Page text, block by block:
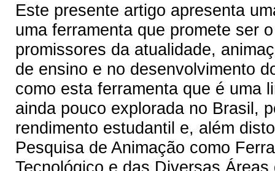
Este presente artigo apresenta
uma ferramenta que promete ser
promissores da atualidade,
de ensino e no desenvolvimento
como esta ferramenta que é uma
ainda pouco explorada no Brasil,
rendimento estudantil e, além
Pesquisa de Animação como
Tecnológico e das Diversas